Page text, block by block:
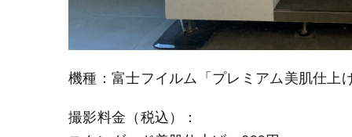
機種：富士フイルム「プレミアム美肌仕上
撮影料金（税込）：